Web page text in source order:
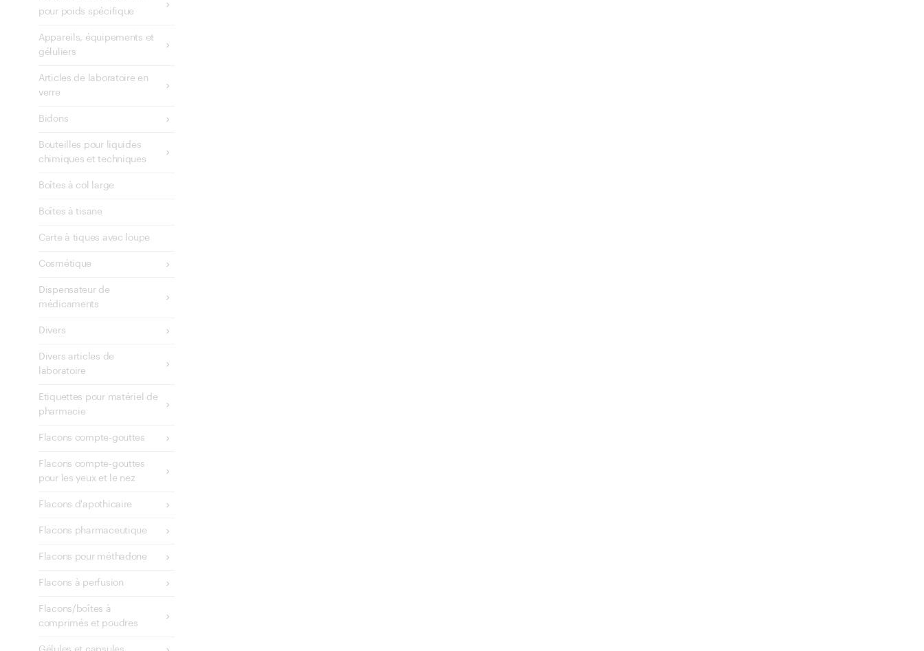
pour poids spécifique
Appareils, équipements et
géluliers
Articles de laboratoire en
verre
Bidons
Bouteilles pour liquides
chimiques et techniques
Boîtes à col large
Boîtes à tisane
Carte à tiques avec loupe
Cosmétique
Dispensateur de
médicaments
Divers
Divers articles de
laboratoire
Etiquettes pour matériel de
pharmacie
Flacons compte-gouttes
Flacons compte-gouttes
pour les yeux et le nez
Flacons d'apothicaire
Flacons pharmaceutique
Flacons pour méthadone
Flacons à perfusion
Flacons/boîtes à
comprimés et poudres